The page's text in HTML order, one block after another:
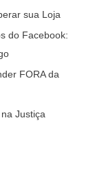
sua Loja
do Facebook:
FORA da
Justiça